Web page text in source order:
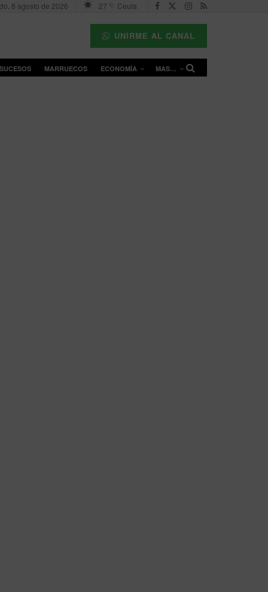
8 agosto de 2026 27 °C Ceuta
UNIRME AL CANAL
MARRUECOS ECONOMÍA MAS…